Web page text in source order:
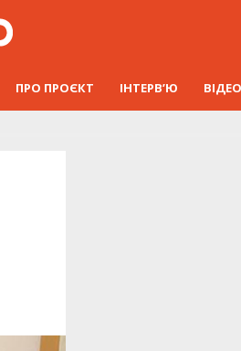
ПРО ПРОЄКТ ІНТЕРВ’Ю ВІДЕО